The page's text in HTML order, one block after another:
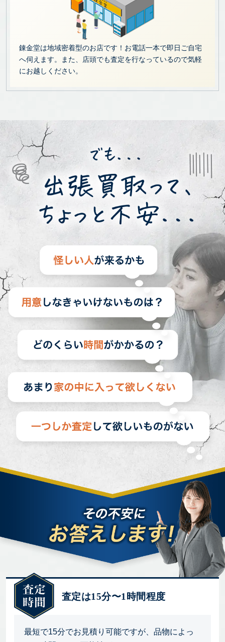
錬金堂は地域密着型のお店です！お電話一本で即日ご自宅
へ伺えます。また、店頭でも査定を行なっているので気軽
にお越しください。
査定は15分〜1時間程度
最短で15分でお見積り可能ですが、品物によっ